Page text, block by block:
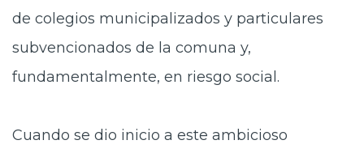
de colegios municipalizados y particulares
subvencionados de la comuna y,
fundamentalmente, en riesgo social.
Cuando se dio inicio a este ambicioso